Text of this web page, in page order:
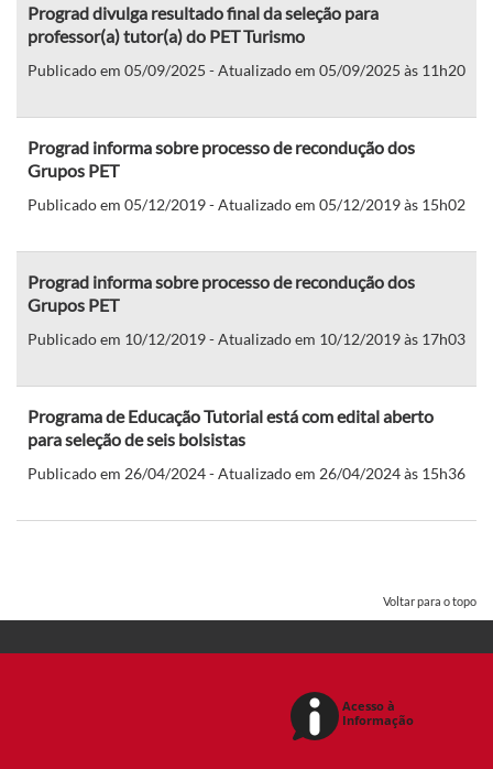
Prograd divulga resultado final da seleção para
professor(a) tutor(a) do PET Turismo
Publicado em 05/09/2025 - Atualizado em 05/09/2025 às 11h20
Prograd informa sobre processo de recondução dos
Grupos PET
Publicado em 05/12/2019 - Atualizado em 05/12/2019 às 15h02
Prograd informa sobre processo de recondução dos
Grupos PET
Publicado em 10/12/2019 - Atualizado em 10/12/2019 às 17h03
Programa de Educação Tutorial está com edital aberto
para seleção de seis bolsistas
Publicado em 26/04/2024 - Atualizado em 26/04/2024 às 15h36
Voltar para o topo